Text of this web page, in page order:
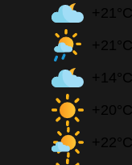
+21°C
+21°C
+14°C
+20°C
+22°C